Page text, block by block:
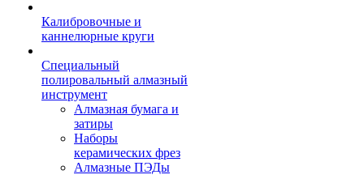
Калибровочные и
каннелюрные круги
Специальный
полировальный алмазный
инструмент
Алмазная бумага и
затиры
Наборы
керамических фрез
Алмазные ПЭДы